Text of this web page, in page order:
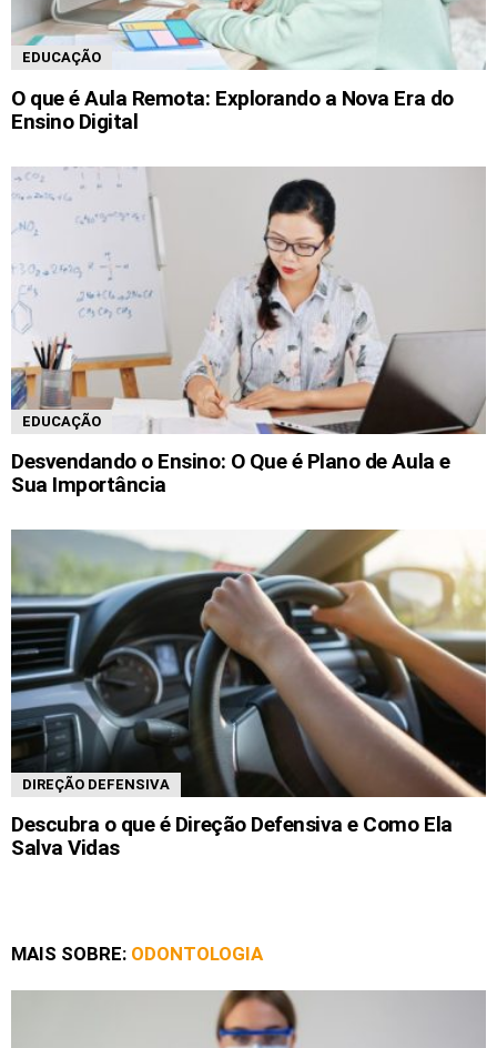
EDUCAÇÃO
O que é Aula Remota: Explorando a Nova Era do
Ensino Digital
EDUCAÇÃO
Desvendando o Ensino: O Que é Plano de Aula e
Sua Importância
DIREÇÃO DEFENSIVA
Descubra o que é Direção Defensiva e Como Ela
Salva Vidas
MAIS SOBRE: ODONTOLOGIA